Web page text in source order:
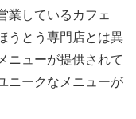
業しているカフェ
うとう専門店とは異
ニューが提供されて
ニークなメニューが